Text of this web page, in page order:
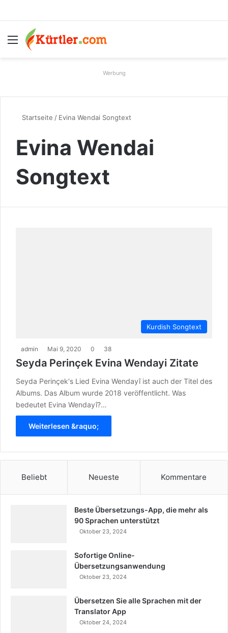
Menü
Werbung
Startseite / Evina Wendai Songtext
Evina Wendai
Songtext
Kurdish Songtext
admin Mai 9, 2020 0 38
Seyda Perinçek Evina Wendayi Zitate
Seyda Perinçek‘s Lied Evina Wendayî ist auch der Titel des
Albums. Das Album wurde 2018 veröffentlicht. Was
bedeutet Evina Wendayî?…
Weiterlesen &raquo;
Beliebt Neueste Kommentare
Beste Übersetzungs-App, die mehr als
90 Sprachen unterstützt
Oktober 23, 2024
Sofortige Online-
Übersetzungsanwendung
Oktober 23, 2024
Übersetzen Sie alle Sprachen mit der
Translator App
Oktober 24, 2024